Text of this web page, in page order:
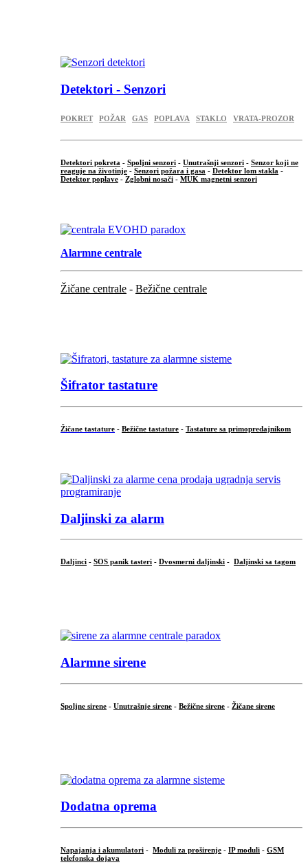
Detektori - Senzori
POKRET POŽAR GAS POPLAVA STAKLO VRATA-PROZOR
Detektori pokreta - Spoljni senzori - Unutrašnji senzori - Senzor koji ne
reaguje na životinje - Senzori požara i gasa - Detektor lom stakla -
Detektor poplave - Zglobni nosači - MUK magnetni senzori
Alarmne centrale
Žičane centrale - Bežične centrale
Šifrator tastature
Žičane tastature - Bežične tastature - Tastature sa primopredajnikom
Daljinski za alarm
Daljinci - SOS panik tasteri - Dvosmerni daljinski - Daljinski sa tagom
Alarmne sirene
Spoljne sirene - Unutrašnje sirene - Bežične sirene - Žičane sirene
Dodatna oprema
Napajanja i akumulatori - Moduli za proširenje - IP moduli - GSM
telefonska dojava